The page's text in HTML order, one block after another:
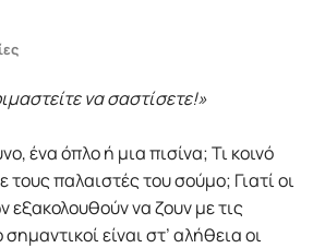
να σαστίσετε!»
ένα όπλο ή μια πισίνα; Τι κοινό
τους παλαιστές του σούμο; Γιατί οι
εξακολουθούν να ζουν με τις
είναι στ’ αλήθεια οι